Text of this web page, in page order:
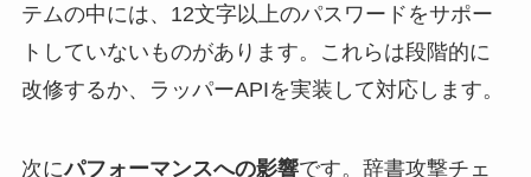
テムの中には、12文字以上のパスワードをサポー
トしていないものがあります。これらは段階的に
改修するか、ラッパーAPIを実装して対応します。
次にパフォーマンスへの影響です。辞書攻撃チェ